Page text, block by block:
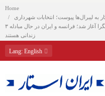
Home
به لیبرال‌ها پیوست؛ انتخابات شهرداری
نیویورک با پیشتازی زوهران مامدانی مسلمان چپگرا آغاز شد؛ فرانسه و ایران در حال مبادله ۳
زندانی هستند
Lang: English